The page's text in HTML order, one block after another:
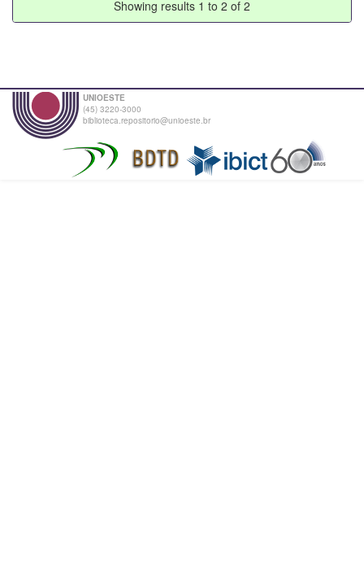
Showing results 1 to 2 of 2
UNIOESTE
(45) 3220-3000
biblioteca.repositorio@unioeste.br